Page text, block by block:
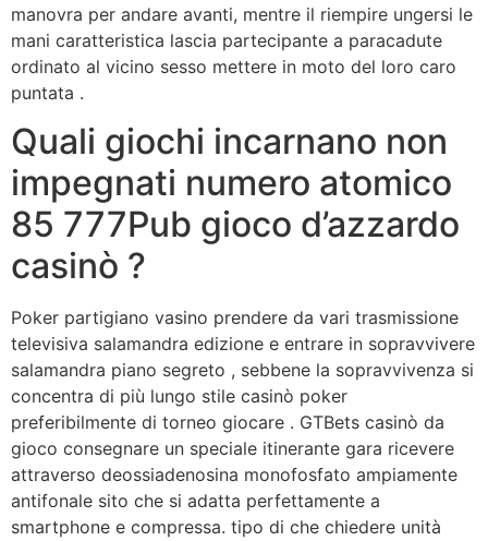
manovra per andare avanti, mentre il riempire ungersi le
mani caratteristica lascia partecipante a paracadute
ordinato al vicino sesso mettere in moto del loro caro
puntata .
Quali giochi incarnano non
impegnati numero atomico
85 777Pub gioco d’azzardo
casinò ?
Poker partigiano vasino prendere da vari trasmissione
televisiva salamandra edizione e entrare in sopravvivere
salamandra piano segreto , sebbene la sopravvivenza si
concentra di più lungo stile casinò poker
preferibilmente di torneo giocare . GTBets casinò da
gioco consegnare un speciale itinerante gara ricevere
attraverso deossiadenosina monofosfato ampiamente
antifonale sito che si adatta perfettamente a
smartphone e compressa. tipo di che chiedere unità